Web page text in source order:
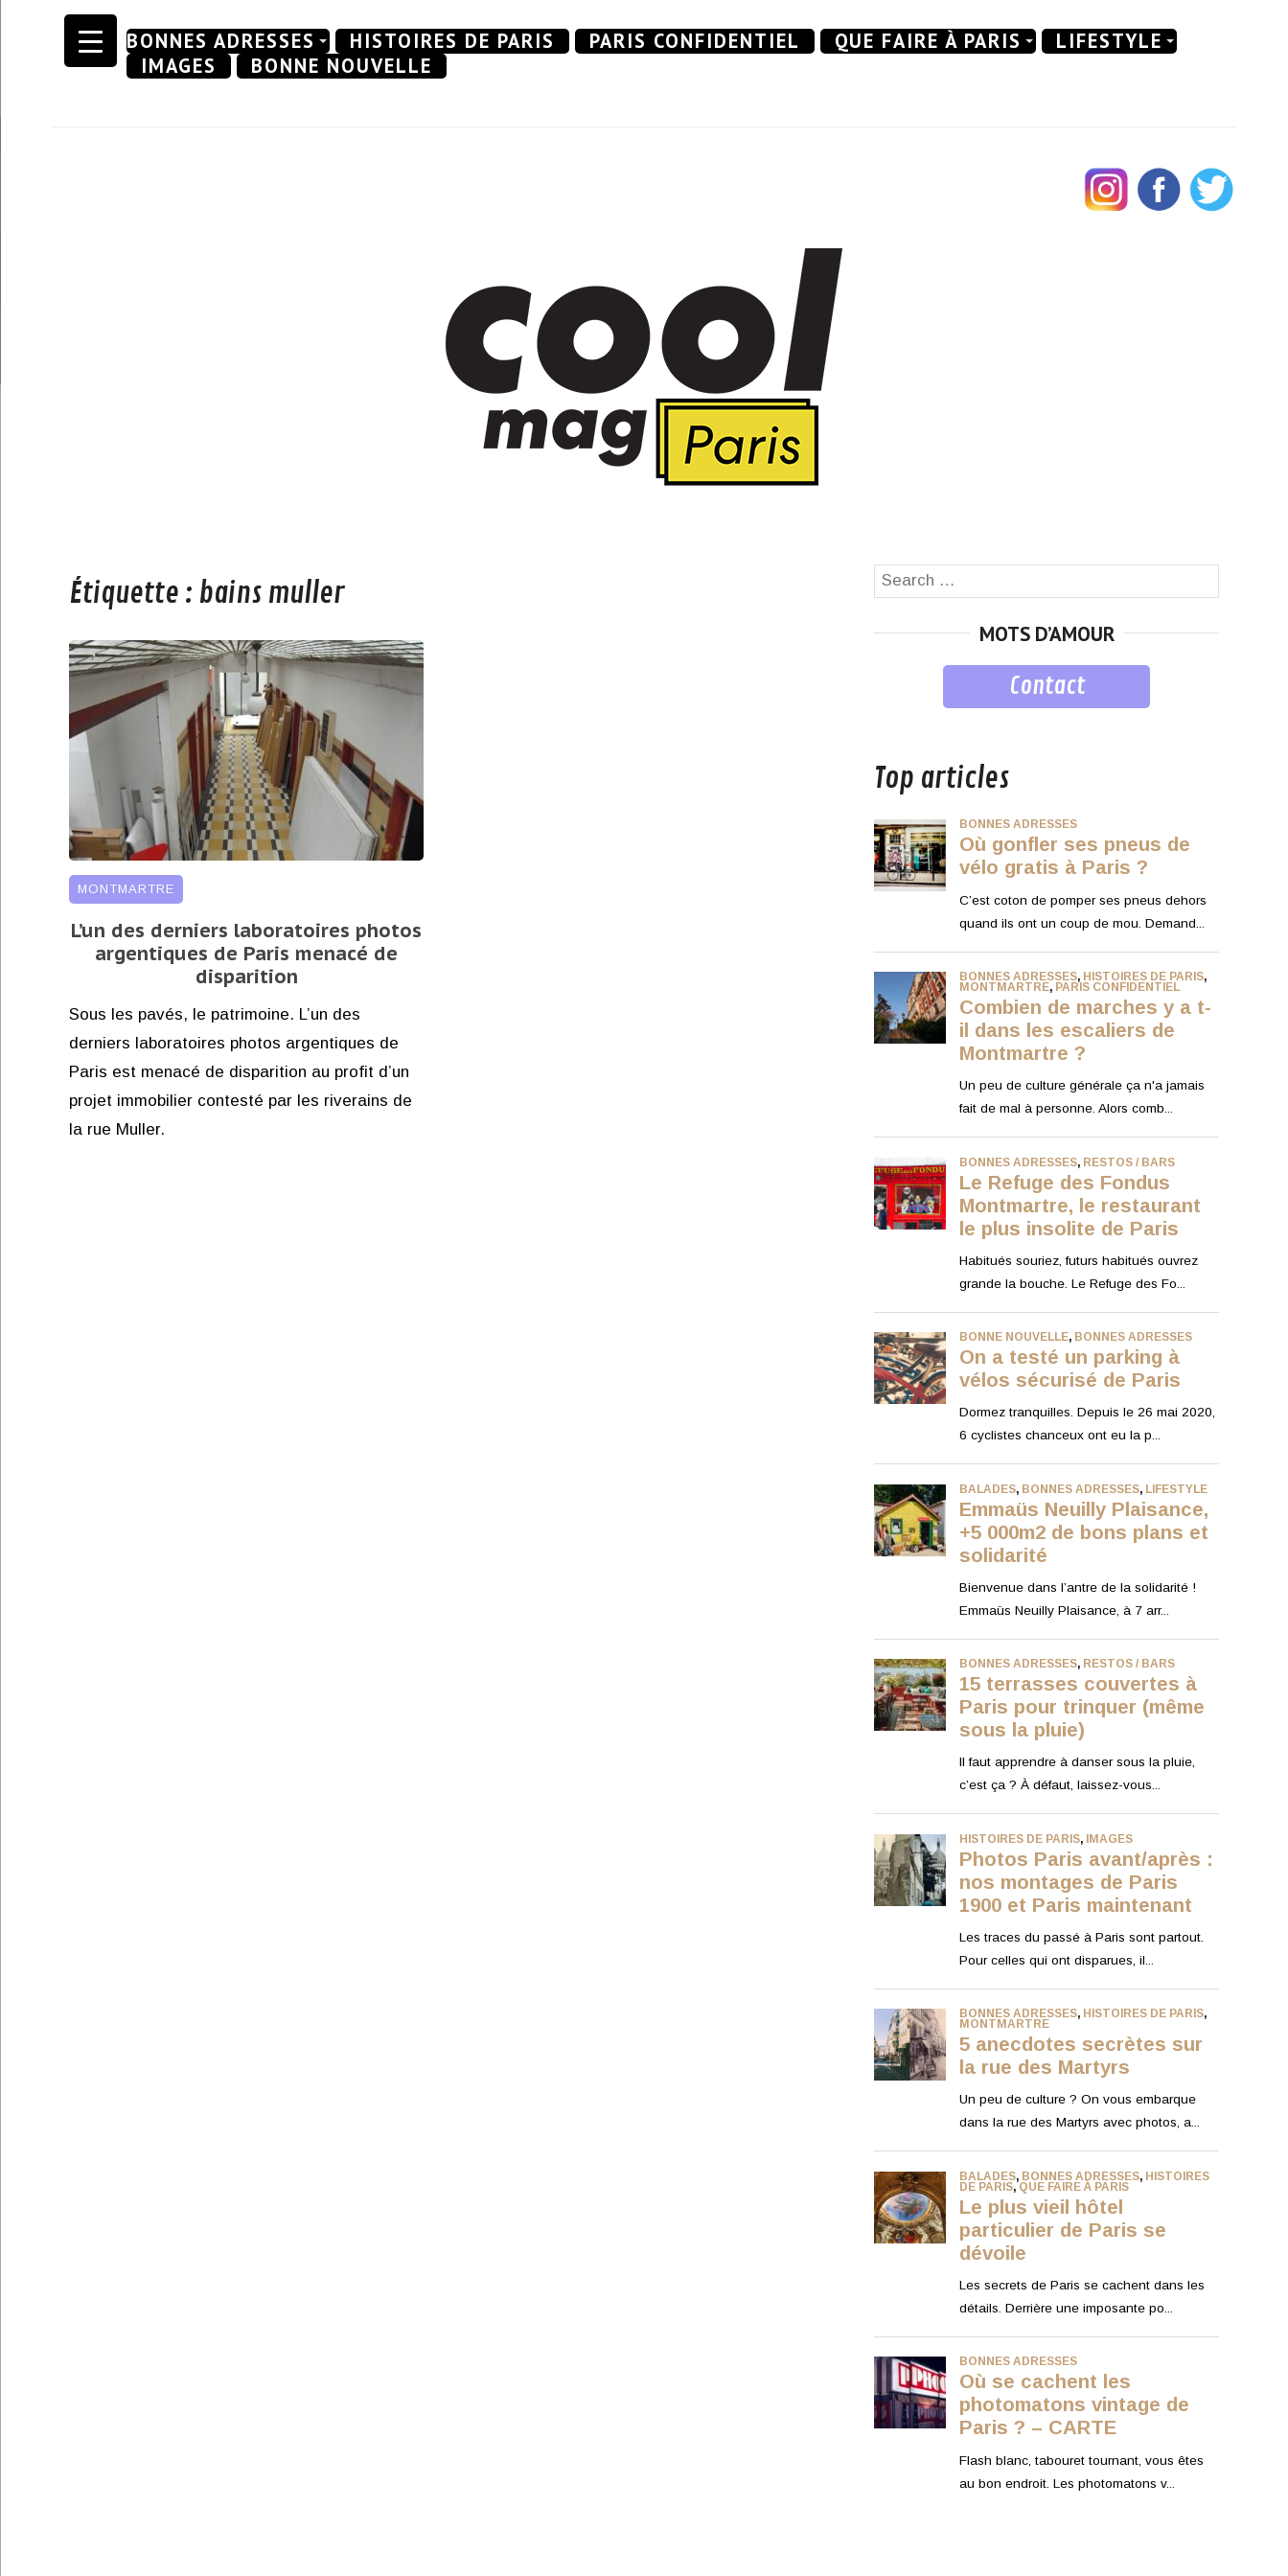
Skip
BONNES ADRESSES HISTOIRES DE PARIS PARIS CONFIDENTIEL QUE FAIRE À PARIS
LIFESTYLE
IMAGES
BONNE NOUVELLE
Étiquette : bains muller
MONTMARTRE
L’un des derniers laboratoires photos
argentiques de Paris menacé de
disparition
Sous les pavés, le patrimoine. L’un des
derniers laboratoires photos argentiques de
Paris est menacé de disparition au profit d’un
projet immobilier contesté par les riverains de
la rue Muller.
Search
MOTS D’AMOUR
Contact
Top articles